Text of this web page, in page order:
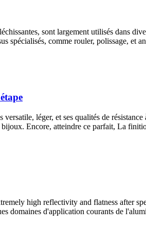
sont largement utilisés dans
spécialisés, comme rouler, polissage,
versatile, léger, et ses qualités de
Encore, atteindre ce parfait, La
high reflectivity and flatness after
domaines d'application courants de